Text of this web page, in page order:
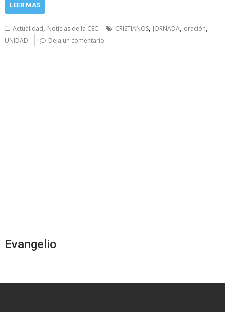
LEER MÁS
Actualidad, Noticias de la CEC CRISTIANOS, JORNADA, oración,
UNIDAD Deja un comentario
Evangelio